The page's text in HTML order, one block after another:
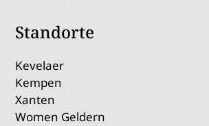
Standorte
Kevelaer
Kempen
Xanten
Women Geldern